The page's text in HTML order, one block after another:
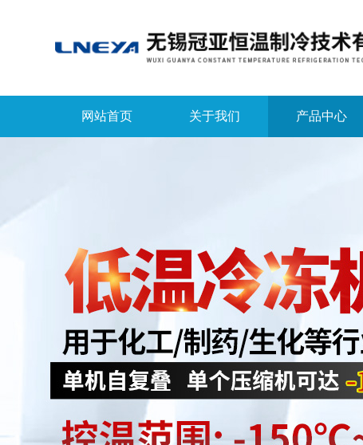
网站首页 关于我们 产品中心